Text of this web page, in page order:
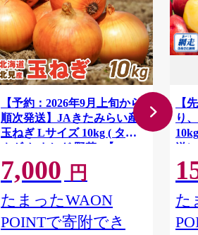
【予約：2026年9月上旬から
順次発送】JAきたみらい産
玉ねぎ Lサイズ 10kg ( タマ
ネギ たまねぎ 野菜 )【210-
0003-2026】
7,000 円
たまったWAON
POINTで寄附でき
【
り
送
す
も
男
ぎ
セ
た